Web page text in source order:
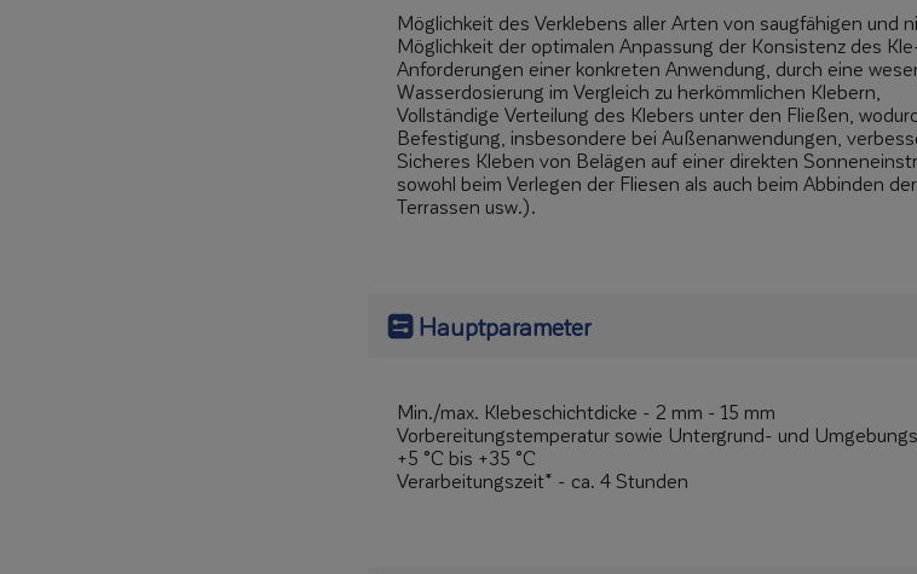
Möglichkeit des Verklebens aller Arten von saugfähigen und
Möglichkeit der optimalen Anpassung der Konsistenz des
Anforderungen einer konkreten Anwendung, durch eine
Wasserdosierung im Vergleich zu herkömmlichen Klebern,
Vollständige Verteilung des Klebers unter den Fließen,
Befestigung, insbesondere bei Außenanwendungen,
Sicheres Kleben von Belägen auf einer direkten
sowohl beim Verlegen der Fliesen als auch beim Abbinden
Terrassen usw.).
Hauptparameter
Min./max. Klebeschichtdicke - 2 mm - 15 mm
Vorbereitungstemperatur sowie Untergrund- und
+5 °C bis +35 °C
Verarbeitungszeit* - ca. 4 Stunden